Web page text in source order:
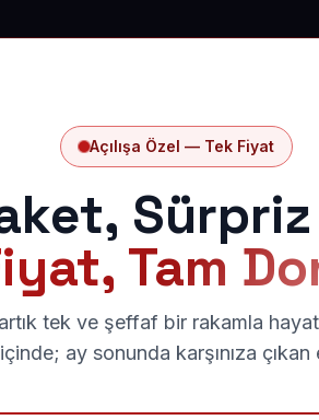
Açılışa Özel — Tek Fiyat
Tam
tek ve şeffaf bir rakamla
ay sonunda karşınıza